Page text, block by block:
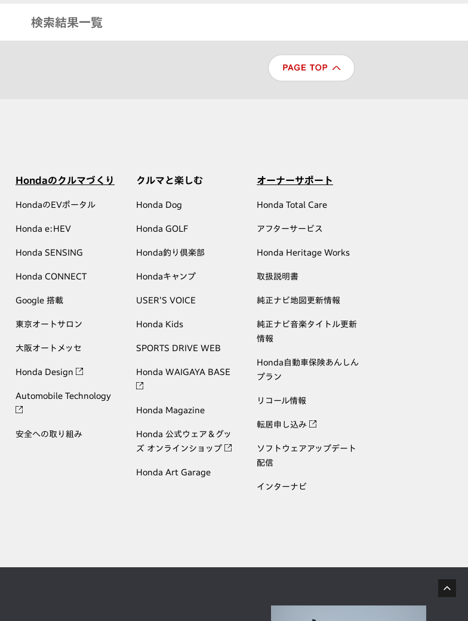
検索結果一覧
Hondaのクルマづくり
HondaのEVポータル
Honda e:HEV
Honda SENSING
Honda CONNECT
Google 搭載
東京オートサロン
大阪オートメッセ
Honda Design
Automobile Technology
安全への取り組み
クルマと楽しむ
Honda Dog
Honda GOLF
Honda釣り倶楽部
Hondaキャンプ
USER'S VOICE
Honda Kids
SPORTS DRIVE WEB
Honda WAIGAYA BASE
Honda Magazine
Honda 公式ウェア＆グッ
ズ オンラインショップ
Honda Art Garage
オーナーサポート
Honda Total Care
アフターサービス
Honda Heritage Works
取扱説明書
純正ナビ地図更新情報
純正ナビ音楽タイトル更新
情報
Honda自動車保険あんしん
プラン
リコール情報
転居申し込み
ソフトウェアアップデート
配信
インターナビ